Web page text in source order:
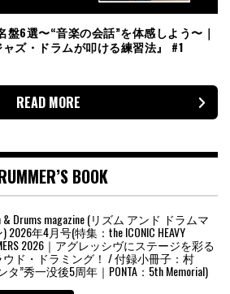
6選〜“音楽の会話”を体感しよう〜｜
ズ・ドラムが叩ける練習法』 #1
READ MORE
BOOK
& Drums magazine (リズム アンド ドラムマ
2026年4月号(特集：the ICONIC HEAVY
2026｜アグレッシヴにステージを彩る
ド・ドラミング！ / 付録小冊子：村
タ”秀一没後5周年｜PONTA：5th Memorial)